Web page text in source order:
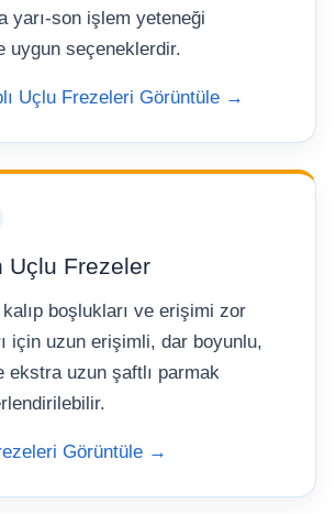
yarı-son işlem yeteneği
uygun seçeneklerdir.
Uçlu Frezeleri Görüntüle →
Uçlu Frezeler
boşlukları ve erişimi zor
için uzun erişimli, dar boyunlu,
ekstra uzun şaftlı parmak
Görüntüle →